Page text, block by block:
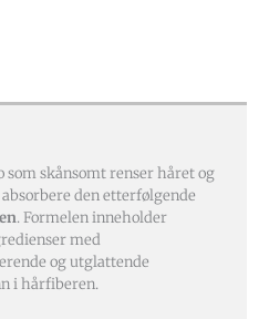
som skånsomt renser håret og
den etterfølgende
. Formelen inneholder
med
og utglattende
i hårfiberen.